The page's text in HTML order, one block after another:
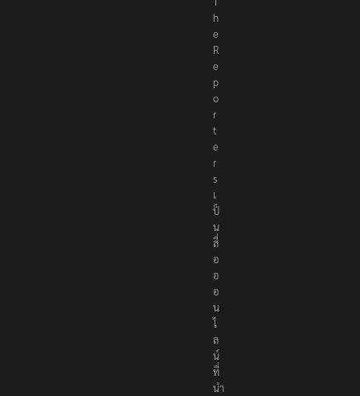
h
e
R
e
p
o
r
t
e
r
s
เ
ป็
น
สื่
อ
อ
อ
น
ไ
ล
น์
ที่
นำ